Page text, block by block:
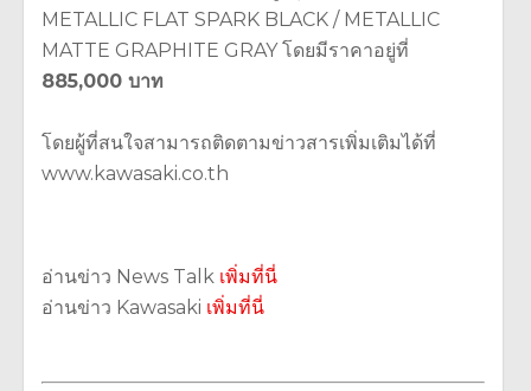
METALLIC FLAT SPARK BLACK / METALLIC
MATTE GRAPHITE GRAY โดยมีราคาอยู่ที่
885,000 บาท
โดยผู้ที่สนใจสามารถติดตามข่าวสารเพิ่มเติมได้ที่
www.kawasaki.co.th
อ่านข่าว News Talk เพิ่มที่นี่
อ่านข่าว Kawasaki เพิ่มที่นี่